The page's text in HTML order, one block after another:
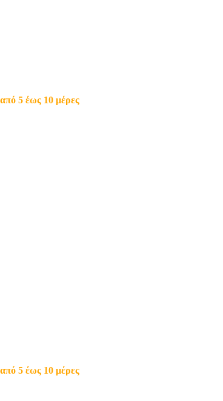
5 έως 10 μέρες
5 έως 10 μέρες